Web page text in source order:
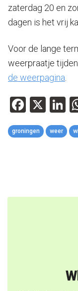
zaterdag 20 en
dagen is het vrij
Voor de lange
weerpraatje
de weerpagina
X
groningen weer